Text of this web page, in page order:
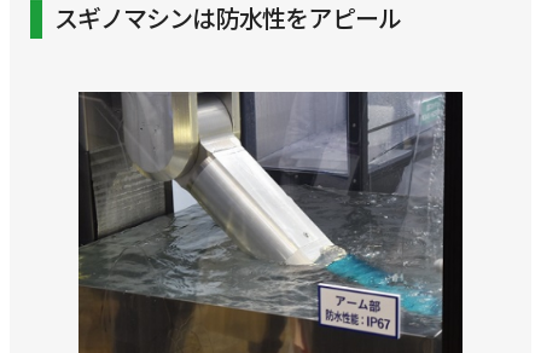
スギノマシンは防水性をアピール